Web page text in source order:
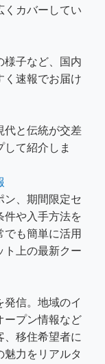
くカバーしてい
様子など、国内
く速報でお届け
代と伝統が交差
て紹介しま
ン、期間限定セ
件や入手方法を
も簡単に活用
ト上の最新クー
発信。地域のイ
ープン情報など
、移住希望者に
魅力をリアルタ